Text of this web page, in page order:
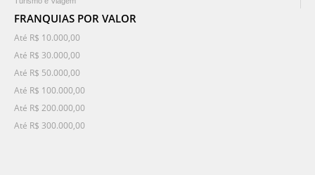
FRANQUIAS POR VALOR
Até R$ 10.000,00
Até R$ 30.000,00
Até R$ 50.000,00
Até R$ 100.000,00
Até R$ 200.000,00
Até R$ 300.000,00